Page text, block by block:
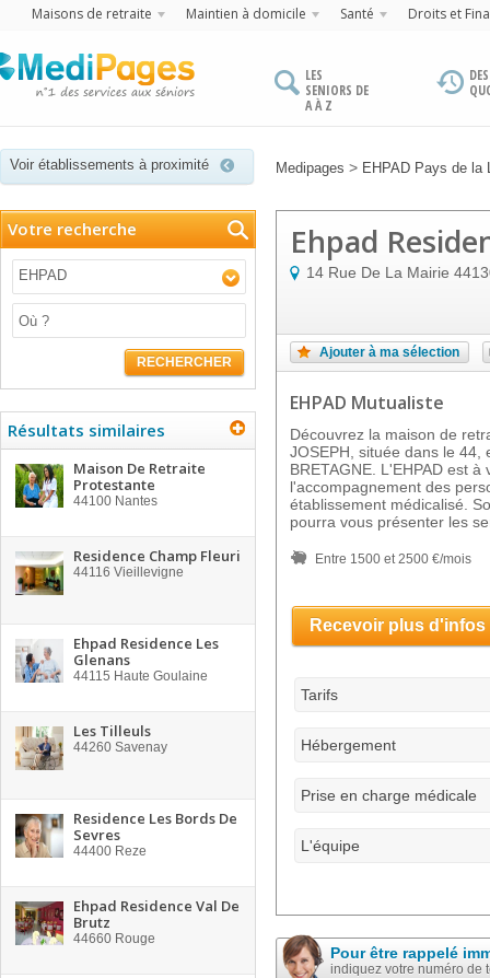
Maisons de retraite Maintien à domicile Santé Droits et
LES
SENIORS DE
A À Z
Voir établissements à proximité Medipages > EHPAD Pays de la
Votre recherche
EHPAD
RECHERCHER
Résultats similaires
Maison De Retraite
Protestante
44100 Nantes
Residence Champ Fleuri
44116 Vieillevigne
Ehpad Residence Les
Glenans
44115 Haute Goulaine
Les Tilleuls
44260 Savenay
Residence Les Bords De
Sevres
44400 Reze
Ehpad Residence Val De
Brutz
44660 Rouge
Ehpad
14 Rue De La Mairie
Ajouter à ma sélection
EHPAD Mutualiste
Découvrez la maison de
JOSEPH, située dans le 44,
BRETAGNE. L'EHPAD est
l'accompagnement des
établissement médicalisé.
pourra vous présenter les
Entre 1500 et 2500 €/mois
Recevoir plus d'infos
Tarifs
Hébergement
Prise en charge médicale
L'équipe
Pour être rappelé
indiquez votre numéro de